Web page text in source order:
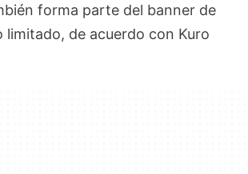
forma parte del banner de
limitado, de acuerdo con Kuro